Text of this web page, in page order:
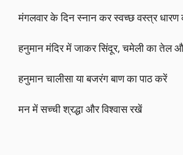
मंगलवार के दिन स्नान कर स्वच्छ वस्त्र
हनुमान मंदिर में जाकर सिंदूर, चमेली का तेल
हनुमान चालीसा या बजरंग बाण का पाठ करें
मन में सच्ची श्रद्धा और विश्वास रखें